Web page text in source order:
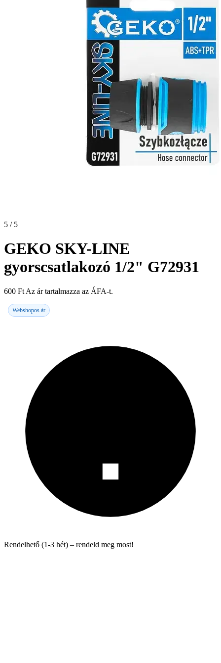
5 / 5
GEKO SKY-LINE
gyorscsatlakozó 1/2" G72931
600 Ft Az ár tartalmazza az ÁFA-t.
Webshopos ár
Rendelhető (1-3 hét) – rendeld meg most!